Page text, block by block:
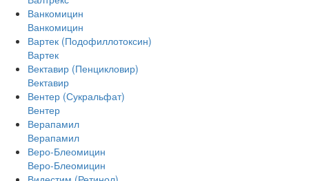
Ванкомицин
Ванкомицин
Вартек (Подофиллотоксин)
Вартек
Вектавир (Пенцикловир)
Вектавир
Вентер (Сукральфат)
Вентер
Верапамил
Верапамил
Веро-Блеомицин
Веро-Блеомицин